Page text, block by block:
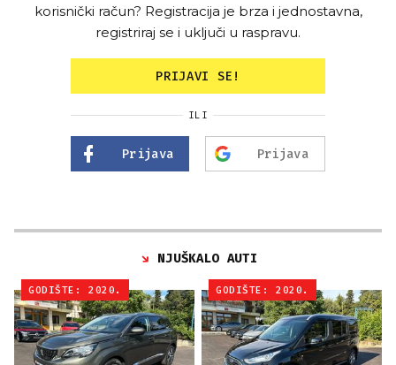
korisnički račun? Registracija je brza i jednostavna,
registriraj se i uključi u raspravu.
PRIJAVI SE!
ILI
Prijava Prijava
NJUŠKALO AUTI
GODIŠTE: 2020. GODIŠTE: 2020.